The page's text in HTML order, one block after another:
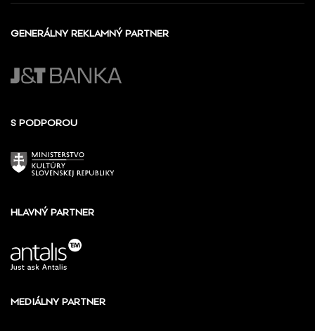
GENERÁLNY REKLAMNÝ PARTNER
S PODPOROU
HLAVNÝ PARTNER
MEDIÁLNY PARTNER